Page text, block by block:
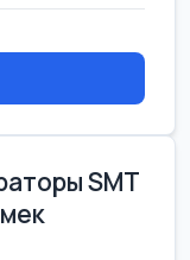
SMT